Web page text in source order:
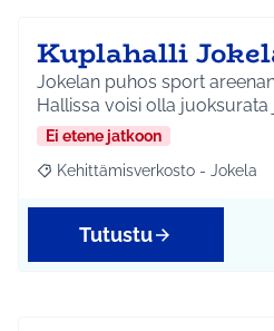
Kuplahalli
Jokelan puhos sport
Hallissa voisi olla juoksurata
Ei etene jatkoon
Rajaa tulokset aihepiirin
Kehittämisverkosto - Jokela
Tutustu